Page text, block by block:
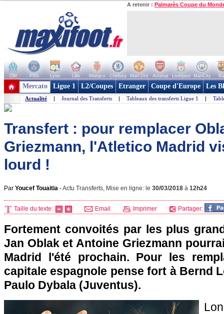
A retenir : Palmarès Coupe du
OM PSG Lyon Lille Monaco Chelsea Man Utd Arsenal Liverpool ManCity
+ de clubs
Mercato Ligue 1 L2/Coupes Etranger Coupe d'Europe Les
Actualité | Journal des Transferts | Tableaux des transferts Ligue 1 |
Transfert : pour remplacer
Griezmann, l'Atletico Madrid
lourd !
Par Youcef Touaitia -Actu Transferts, Mise en ligne: le 30/03/2018 à 12h24
Taille du texte: Email Imprimer Partager:
Fortement convoités par les plus
Jan Oblak et Antoine Griezmann
Madrid l'été prochain. Pour les
capitale espagnole pense fort à Bernd
Paulo Dybala (Juventus).